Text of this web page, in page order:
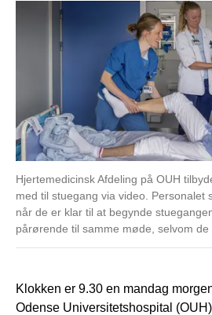
Hjertemedicinsk Afdeling på OUH
med til stuegang via video. Personalet
når de er klar til at begynde
pårørende til samme møde, selvom de
Klokken er 9.30 en mandag
Odense Universitetshospital